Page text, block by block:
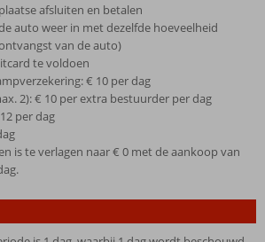
afsluiten en betalen
auto weer in met dezelfde hoeveelheid
van de auto)
te voldoen
€ 10 per dag
2): € 10 per extra bestuurder per dag
per dag
is te verlagen naar € 0 met de aankoop van